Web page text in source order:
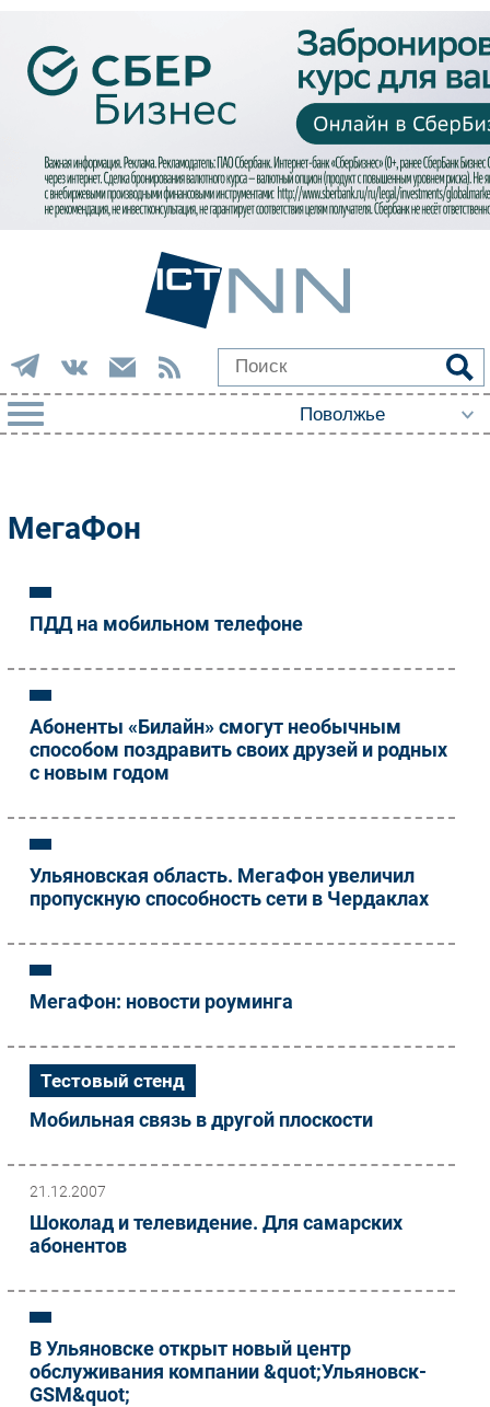
Импорто­замещение
Мобильная связь
Интеграция
Рынок ПК
Маркетинг
Торговые сети
Кадры
Финансы
Web
Безопасность
CIO/Управление ИТ
Гаджеты
Здоровье
РАЗДЕЛЫ
Новости
Проекты
IT класс
МегаФон
ПДД на мобильном телефоне
Абоненты «Билайн» смогут необычным
способом поздравить своих друзей и родных
с новым годом
Ульяновская область. МегаФон увеличил
пропускную способность сети в Чердаклах
МегаФон: новости роуминга
Тестовый стенд
Мобильная связь в другой плоскости
21.12.2007
Шоколад и телевидение. Для самарских
абонентов
В Ульяновске открыт новый центр
обслуживания компании &quot;Ульяновск-
GSM&quot;